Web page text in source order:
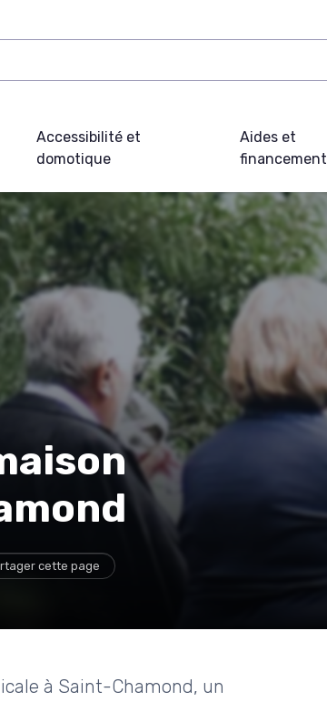
Accessibilité et
domotique
Aides et
financement
cette page
à Saint-Chamond, un